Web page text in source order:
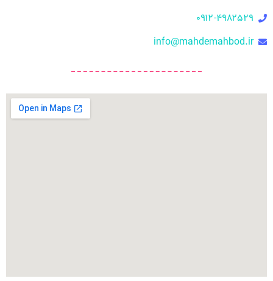
۰۹۱۲-۴۹۸۲۵۲۹
info@mahdemahbod.ir